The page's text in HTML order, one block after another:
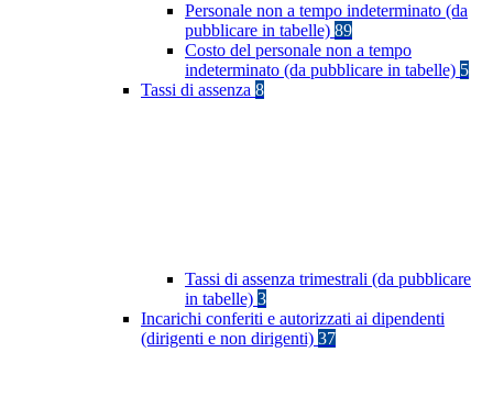
Personale non a tempo indeterminato (da
pubblicare in tabelle) 89
Costo del personale non a tempo
indeterminato (da pubblicare in tabelle) 5
Tassi di assenza 8
Tassi di assenza trimestrali (da pubblicare
in tabelle) 3
Incarichi conferiti e autorizzati ai dipendenti
(dirigenti e non dirigenti) 37